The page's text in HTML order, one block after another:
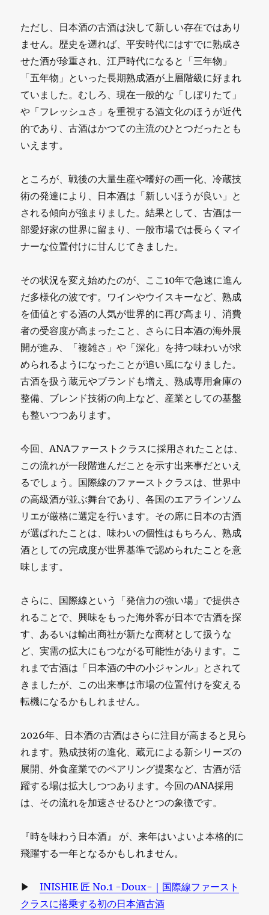
ただし、日本酒の古酒は決して新しい存在ではあり
ません。歴史を遡れば、平安時代にはすでに熟成さ
せた酒が珍重され、江戸時代になると「三年物」
「五年物」といった長期熟成酒が上層階級に好まれ
ていました。むしろ、現在一般的な「しぼりたて」
や「フレッシュさ」を重視する酒文化のほうが近代
的であり、古酒はかつての主流のひとつだったとも
いえます。
ところが、戦後の大量生産や嗜好の画一化、冷蔵技
術の発達により、日本酒は「新しいほうが良い」と
される傾向が強まりました。結果として、古酒は一
部愛好家の世界に留まり、一般市場では長らくマイ
ナーな位置付けに甘んじてきました。
その状況を変え始めたのが、ここ10年で急速に進ん
だ多様化の波です。ワインやウイスキーなど、熟成
を価値とする酒の人気が世界的に再び高まり、消費
者の受容度が高まったこと、さらに日本酒の海外展
開が進み、「複雑さ」や「深化」を持つ味わいが求
められるようになったことが追い風になりました。
古酒を扱う蔵元やブランドも増え、熟成専用倉庫の
整備、ブレンド技術の向上など、産業としての基盤
も整いつつあります。
今回、ANAファーストクラスに採用されたことは、
この流れが一段階進んだことを示す出来事だといえ
るでしょう。国際線のファーストクラスは、世界中
の高級酒が並ぶ舞台であり、各国のエアラインソム
リエが厳格に選定を行います。その席に日本の古酒
が選ばれたことは、味わいの個性はもちろん、熟成
酒としての完成度が世界基準で認められたことを意
味します。
さらに、国際線という「発信力の強い場」で提供さ
れることで、興味をもった海外客が日本で古酒を探
す、あるいは輸出商社が新たな商材として扱うな
ど、実需の拡大にもつながる可能性があります。こ
れまで古酒は「日本酒の中の小ジャンル」とされて
きましたが、この出来事は市場の位置付けを変える
転機になるかもしれません。
2026年、日本酒の古酒はさらに注目が高まると見ら
れます。熟成技術の進化、蔵元による新シリーズの
展開、外食産業でのペアリング提案など、古酒が活
躍する場は拡大しつつあります。今回のANA採用
は、その流れを加速させるひとつの象徴です。
『時を味わう日本酒』 が、来年はいよいよ本格的に
飛躍する一年となるかもしれません。
▶INISHIE 匠 No.1 -Doux-｜国際線ファースト
クラスに搭乗する初の日本酒古酒